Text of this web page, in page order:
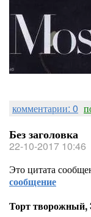
комментарии: 0
Без заголовка
22-10-2017 10:46
Это цитата
сообщение
Торт творожный,